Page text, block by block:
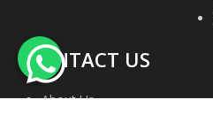
CONTACT US
About Us